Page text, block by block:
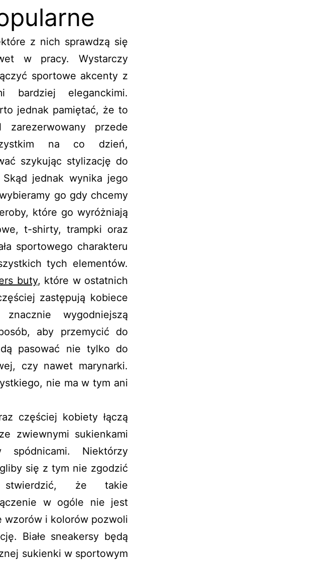
z nich sprawdzą się
w pracy. Wystarczy
sportowe akcenty z
bardziej eleganckimi.
jednak pamiętać, że to
zarezerwowany przede
na co dzień,
szykując stylizację do
jednak wynika jego
go gdy chcemy
które go wyróżniają
t-shirty, trampki oraz
sportowego charakteru
tych elementów.
buty, które w ostatnich
zastępują kobiece
wygodniejszą
aby przemycić do
pasować nie tylko do
czy nawet marynarki.
nie ma w tym ani
częściej kobiety łączą
zwiewnymi sukienkami
spódnicami. Niektórzy
się z tym nie zgodzić
że takie
w ogóle nie jest
wzorów i kolorów pozwoli
Białe sneakersy będą
sukienki w sportowym